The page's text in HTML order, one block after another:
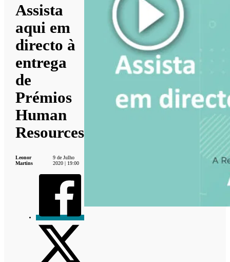
Assista
aqui em
directo à
entrega
de
Prémios
Human
Resources
Leonor
Martins
9 de Julho
2020 | 19:00